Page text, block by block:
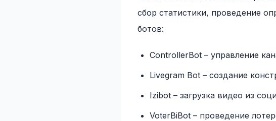
сбор статистики, проведение
ботов:
ControllerBot – управление
Livegram Bot – создание
Izibot – загрузка видео из
VoterBiBot – проведение